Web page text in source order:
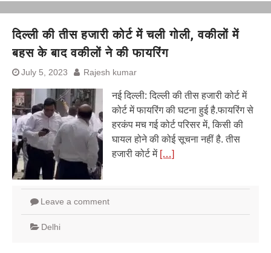
दिल्ली की तीस हजारी कोर्ट में चली गोली, वकीलों में
बहस के बाद वकीलों ने की फायरिंग
July 5, 2023 Rajesh kumar
नई दिल्ली: दिल्ली की तीस हजारी कोर्ट में
कोर्ट में फायरिंग की घटना हुई है.फायरिंग से
हरकंप मच गई कोर्ट परिसर में, किसी की
घायल होने की कोई सूचना नहीं है. तीस
हजारी कोर्ट में […]
Leave a comment
Delhi